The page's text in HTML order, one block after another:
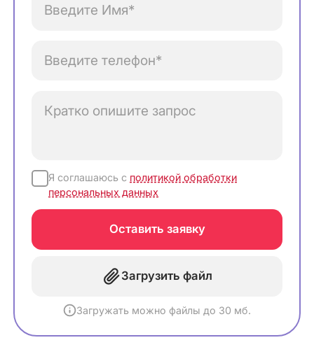
Введите Имя*
Введите телефон*
Кратко опишите запрос
Я соглашаюсь с политикой обработки
персональных данных
Оставить заявку
Загрузить файл
Загружать можно файлы до 30 мб.